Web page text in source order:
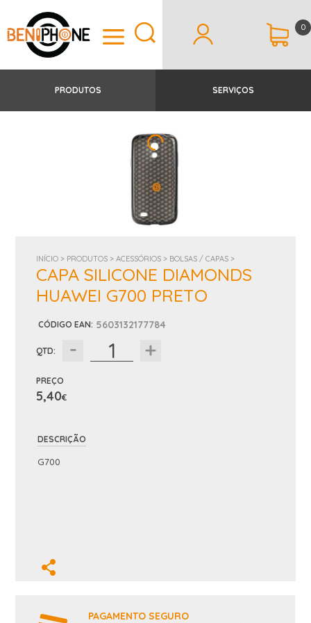
0
PRODUTOS SERVIÇOS
INÍCIO > PRODUTOS >ACESSÓRIOS > BOLSAS / CAPAS >
CAPA SILICONE DIAMONDS
HUAWEI G700 PRETO
CÓDIGO EAN: 5603132177784
QTD:
PREÇO
5,40€
DESCRIÇÃO
G700
PAGAMENTO SEGURO